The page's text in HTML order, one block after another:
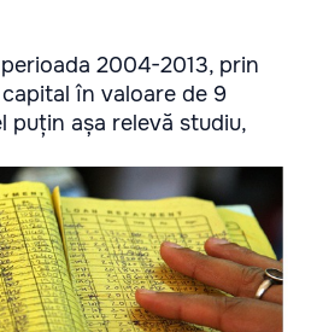
2004-2013, prin
în valoare de 9
puțin așa relevă studiu,